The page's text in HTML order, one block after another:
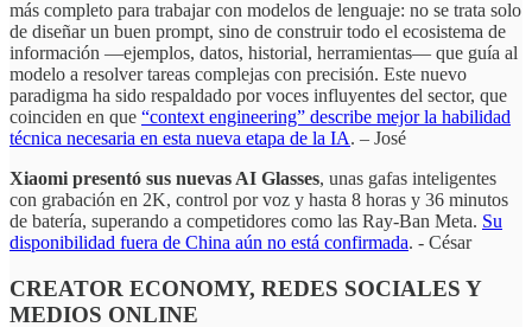
más completo para trabajar con modelos de lenguaje: no se trata solo
de diseñar un buen prompt, sino de construir todo el ecosistema de
información —ejemplos, datos, historial, herramientas— que guía al
modelo a resolver tareas complejas con precisión. Este nuevo
paradigma ha sido respaldado por voces influyentes del sector, que
coinciden en que “context engineering” describe mejor la habilidad
técnica necesaria en esta nueva etapa de la IA. – José
Xiaomi presentó sus nuevas AI Glasses, unas gafas inteligentes
con grabación en 2K, control por voz y hasta 8 horas y 36 minutos
de batería, superando a competidores como las Ray-Ban Meta. Su
disponibilidad fuera de China aún no está confirmada. - César
CREATOR ECONOMY, REDES SOCIALES Y
MEDIOS ONLINE